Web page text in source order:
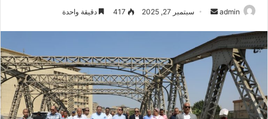
admin
أرسل
إلكترونيا
سبتمبر 27, 2025 417 دقيقة واحدة